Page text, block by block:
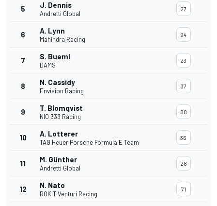
5 J. Dennis
Andretti Global
27
6 A. Lynn
Mahindra Racing
94
7 S. Buemi
DAMS
23
8 N. Cassidy
Envision Racing
37
9 T. Blomqvist
NIO 333 Racing
88
10 A. Lotterer
TAG Heuer Porsche Formula E Team
36
11 M. Günther
Andretti Global
28
12 N. Nato
ROKiT Venturi Racing
71